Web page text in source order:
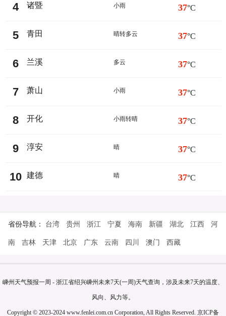
4 诸暨 小雨 37°C
5 青田 晴转多云 37°C
6 兰溪 多云 37°C
7 萧山 小雨 37°C
8 开化 小雨转晴 37°C
9 淳安 晴 37°C
10 建德 晴 37°C
省份导航： 台湾 贵州 浙江 宁夏 海南 新疆 湖北 江西 河
南 吉林 天津 北京 广东 云南 四川 澳门 西藏
嵊州天气预报一周 - 浙江省绍兴嵊州未来7天(一周)天气查询，涉及未来7天的温度、
风向、风力等。
Copyright © 2023-2024 www.fenlei.com.cn Corporation, All Rights Reserved. 京ICP备